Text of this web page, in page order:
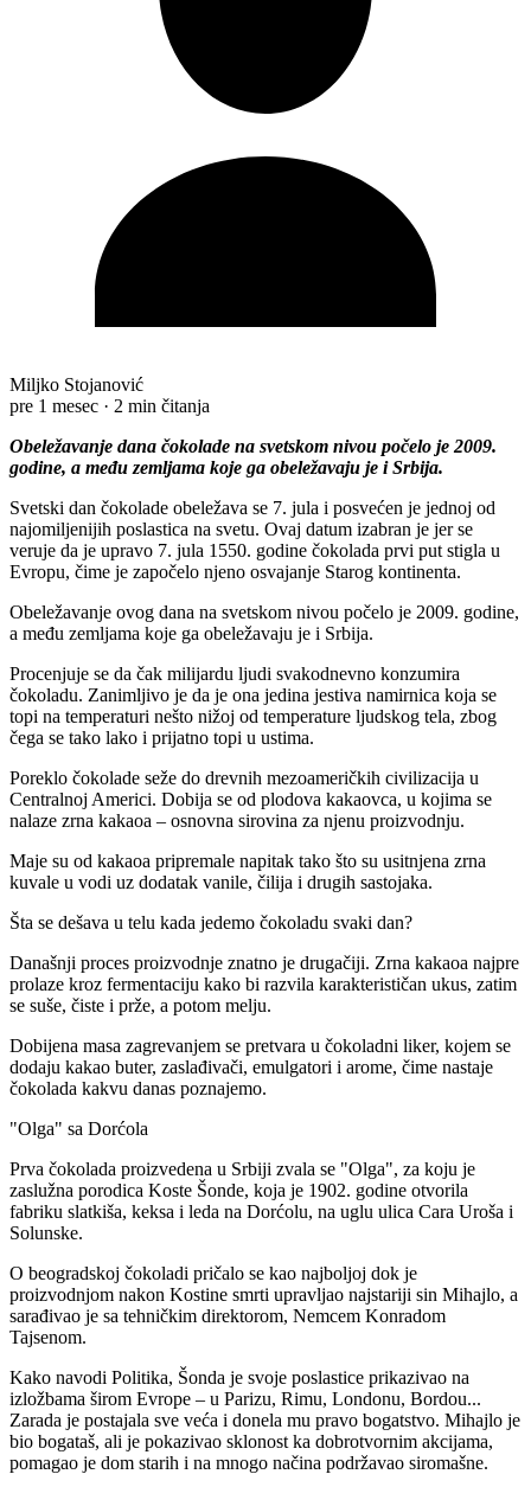
Miljko Stojanović
pre 1 mesec · 2 min čitanja
Obeležavanje dana čokolade na svetskom nivou počelo je 2009.
godine, a među zemljama koje ga obeležavaju je i Srbija.
Svetski dan čokolade obeležava se 7. jula i posvećen je jednoj od
najomiljenijih poslastica na svetu. Ovaj datum izabran je jer se
veruje da je upravo 7. jula 1550. godine čokolada prvi put stigla u
Evropu, čime je započelo njeno osvajanje Starog kontinenta.
Obeležavanje ovog dana na svetskom nivou počelo je 2009. godine,
a među zemljama koje ga obeležavaju je i Srbija.
Procenjuje se da čak milijardu ljudi svakodnevno konzumira
čokoladu. Zanimljivo je da je ona jedina jestiva namirnica koja se
topi na temperaturi nešto nižoj od temperature ljudskog tela, zbog
čega se tako lako i prijatno topi u ustima.
Poreklo čokolade seže do drevnih mezoameričkih civilizacija u
Centralnoj Americi. Dobija se od plodova kakaovca, u kojima se
nalaze zrna kakaoa – osnovna sirovina za njenu proizvodnju.
Maje su od kakaoa pripremale napitak tako što su usitnjena zrna
kuvale u vodi uz dodatak vanile, čilija i drugih sastojaka.
Šta se dešava u telu kada jedemo čokoladu svaki dan?
Današnji proces proizvodnje znatno je drugačiji. Zrna kakaoa najpre
prolaze kroz fermentaciju kako bi razvila karakterističan ukus, zatim
se suše, čiste i prže, a potom melju.
Dobijena masa zagrevanjem se pretvara u čokoladni liker, kojem se
dodaju kakao buter, zaslađivači, emulgatori i arome, čime nastaje
čokolada kakvu danas poznajemo.
"Olga" sa Dorćola
Prva čokolada proizvedena u Srbiji zvala se "Olga", za koju je
zaslužna porodica Koste Šonde, koja je 1902. godine otvorila
fabriku slatkiša, keksa i leda na Dorćolu, na uglu ulica Cara Uroša i
Solunske.
O beogradskoj čokoladi pričalo se kao najboljoj dok je
proizvodnjom nakon Kostine smrti upravljao najstariji sin Mihajlo, a
sarađivao je sa tehničkim direktorom, Nemcem Konradom
Tajsenom.
Kako navodi Politika, Šonda je svoje poslastice prikazivao na
izložbama širom Evrope – u Parizu, Rimu, Londonu, Bordou...
Zarada je postajala sve veća i donela mu pravo bogatstvo. Mihajlo je
bio bogataš, ali je pokazivao sklonost ka dobrotvornim akcijama,
pomagao je dom starih i na mnogo načina podržavao siromašne.